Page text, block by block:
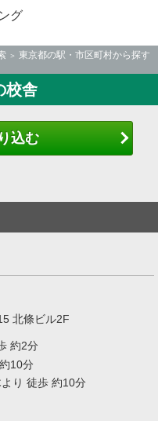
グ
東京都の駅・市区町村から探す
校舎
込む
北條ビル2F
約2分
10分
り 徒歩 約10分